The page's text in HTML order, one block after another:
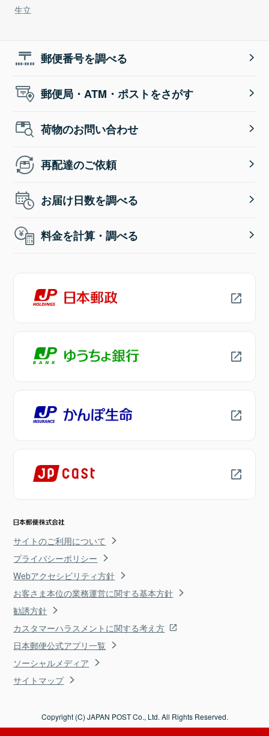
生立
郵便番号を調べる
郵便局・ATM・ポストをさがす
荷物のお問い合わせ
再配達のご依頼
お届け日数を調べる
料金を計算・調べる
サイトのご利用について
プライバシーポリシー
Webアクセシビリティ方針
お客さま本位の業務運営に関する基本方針
勧誘方針
カスタマーハラスメントに関する考え方
日本郵便公式アプリ一覧
ソーシャルメディア
サイトマップ
Copyright (C) JAPAN POST Co., Ltd. All Rights Reserved.